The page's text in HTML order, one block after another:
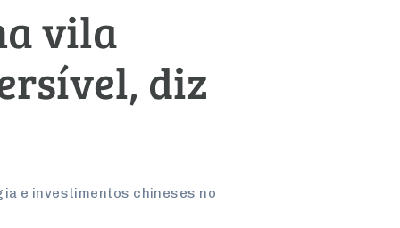
vila
diz
e investimentos chineses no